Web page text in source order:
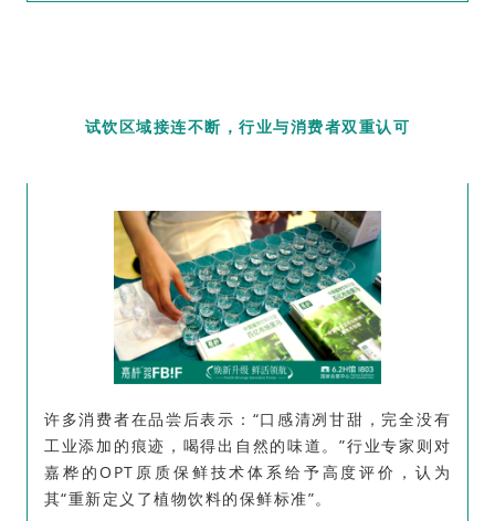
试饮区域接连不断 ，行业与消费者双重认可
许多消费者在品尝后表示：“口感清冽甘甜，完全没有
工业添加的痕迹，喝得出自然的味道。”行业专家则对
嘉桦的OPT原质保鲜技术体系给予高度评价，认为
其“重新定义了植物饮料的保鲜标准”。